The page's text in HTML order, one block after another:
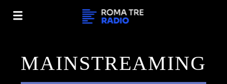
MAINSTREAMING